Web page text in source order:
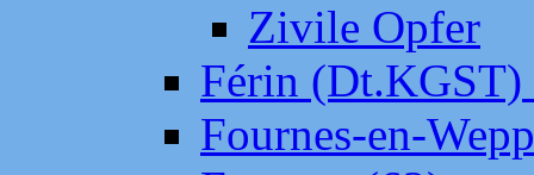
Zivile Opfer
Férin (Dt.KGST)
Fournes-en-